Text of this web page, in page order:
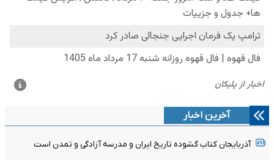
آخرین اخبار
آذربایجان کتاب گشوده تاریخ ایران و مدرسه آزادگی و تمدن است